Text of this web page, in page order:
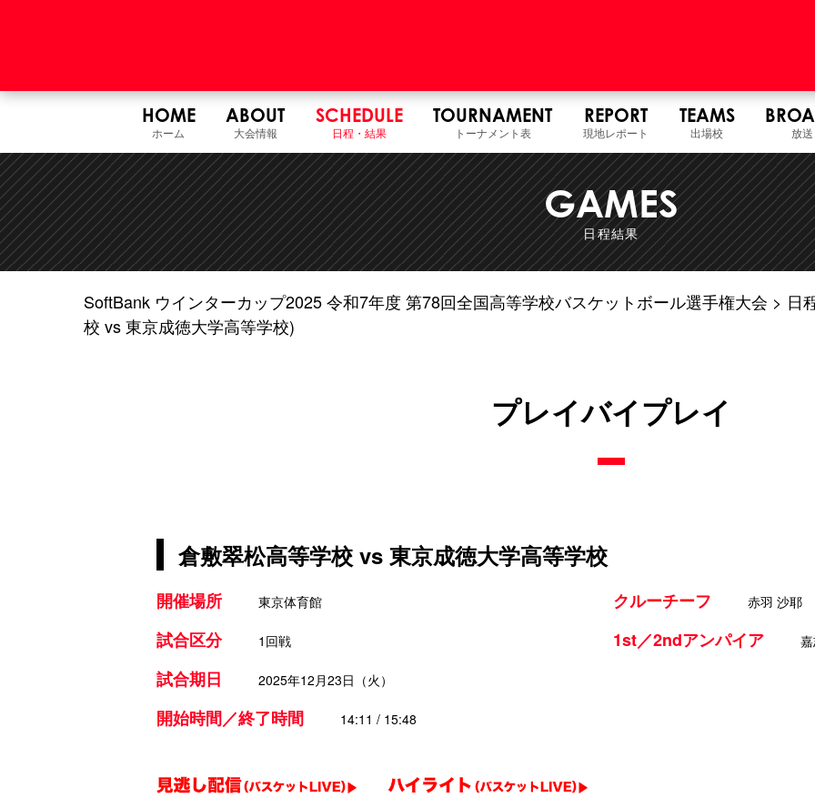
HOME
ホーム
ABOUT
大会情報
SCHEDULE
日程・結果
TOURNAMENT
トーナメント表
REPORT
現地レポート
TEAMS
出場校 放
GAMES
日程結果
SoftBank ウインターカップ2025 令和7年度 第78回全国高等学校バスケットボール選手権大会 日
校 vs 東京成徳大学高等学校)
プレイバイプレイ
倉敷翠松高等学校 vs 東京成徳大学高等学校
開催場所 東京体育館
試合区分 1回戦
試合期日 2025年12月23日（火）
開始時間／終了時間 14:11 / 15:48
クルーチーフ 赤羽 沙耶
1st／2ndアンパイア